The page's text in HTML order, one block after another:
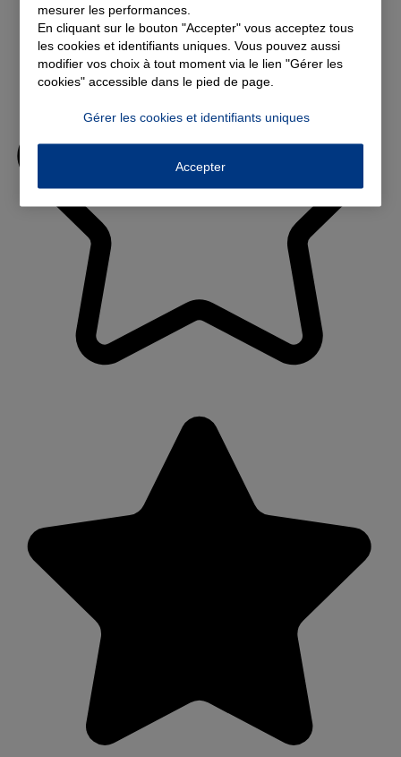
mesurer les performances.
En cliquant sur le bouton "Accepter" vous acceptez tous
les cookies et identifiants uniques. Vous pouvez aussi
modifier vos choix à tout moment via le lien "Gérer les
cookies" accessible dans le pied de page.
Gérer les cookies et identifiants uniques
Accepter